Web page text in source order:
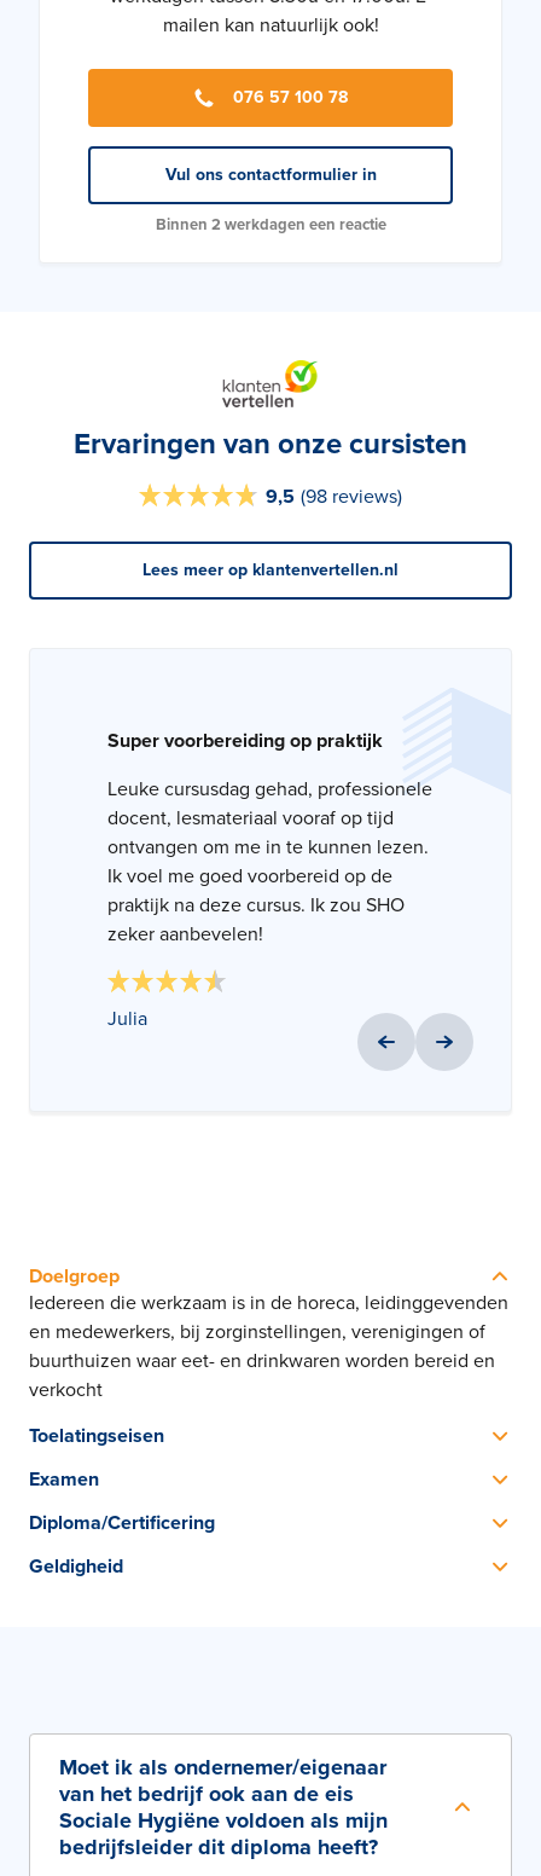
mailen kan natuurlijk ook!
076 57 100 78
Vul ons contactformulier in
Binnen 2 werkdagen een reactie
Ervaringen van onze cursisten
9,5 (98 reviews)
Lees meer op klantenvertellen.nl
Perfect. en uiteraard geslaagd!
Alles is eigenlijk goed verlopen.
Duidelijke communicatie, goede
inhoudelijke kennis van sociale
hygiëne. Heel fijn! Bedankt.
Super voorbereiding op praktijk
Leuke cursusdag gehad, professionele
docent, lesmateriaal vooraf op tijd
ontvangen om me in te kunnen lezen.
Ik voel me goed voorbereid op de
praktijk na deze cursus. Ik zou SHO
zeker aanbevelen!
Julia
Super lesdag en voorbereiding op
Vakkundige docenten die met veel
praktijk ervaring de theorie goed
verwoorden en overbrengen. Leuk en
leerzaam waardoor je met een zeker
gevoel het examen in gaat.
Karen
Doelgroep
Iedereen die werkzaam is in de horeca, leidinggevenden
en medewerkers, bij zorginstellingen, verenigingen of
buurthuizen waar eet- en drinkwaren worden bereid en
verkocht
Toelatingseisen
Examen
meerkeuzevragen
SHO examen HACCP
Diploma/Certificering
Geldigheid
Moet ik als ondernemer/eigenaar
van het bedrijf ook aan de eis
Sociale Hygiëne voldoen als mijn
bedrijfsleider dit diploma heeft?